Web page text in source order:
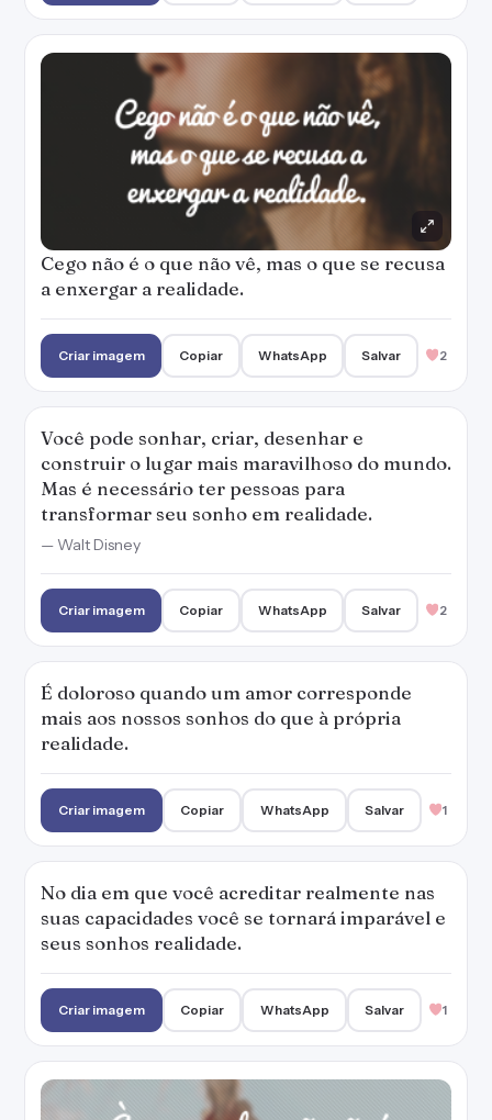
Cego não é o que não vê, mas o que se recusa
a enxergar a realidade.
Criar imagem Copiar WhatsApp Salvar 2
Você pode sonhar, criar, desenhar e
construir o lugar mais maravilhoso do mundo.
Mas é necessário ter pessoas para
transformar seu sonho em realidade.
— Walt Disney
Criar imagem Copiar WhatsApp Salvar 2
É doloroso quando um amor corresponde
mais aos nossos sonhos do que à própria
realidade.
Criar imagem Copiar WhatsApp Salvar 1
No dia em que você acreditar realmente nas
suas capacidades você se tornará imparável e
seus sonhos realidade.
Criar imagem Copiar WhatsApp Salvar 1